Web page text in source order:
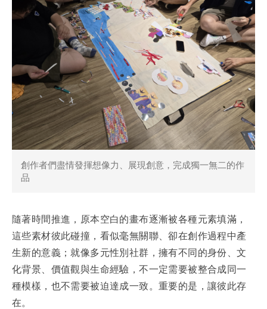
創作者們盡情發揮想像力、展現創意，完成獨一無二的作
品
隨著時間推進，原本空白的畫布逐漸被各種元素填滿，
這些素材彼此碰撞，看似毫無關聯、卻在創作過程中產
生新的意義；就像多元性別社群，擁有不同的身份、文
化背景、價值觀與生命經驗，不一定需要被整合成同一
種模樣，也不需要被迫達成一致。重要的是，讓彼此存
在。